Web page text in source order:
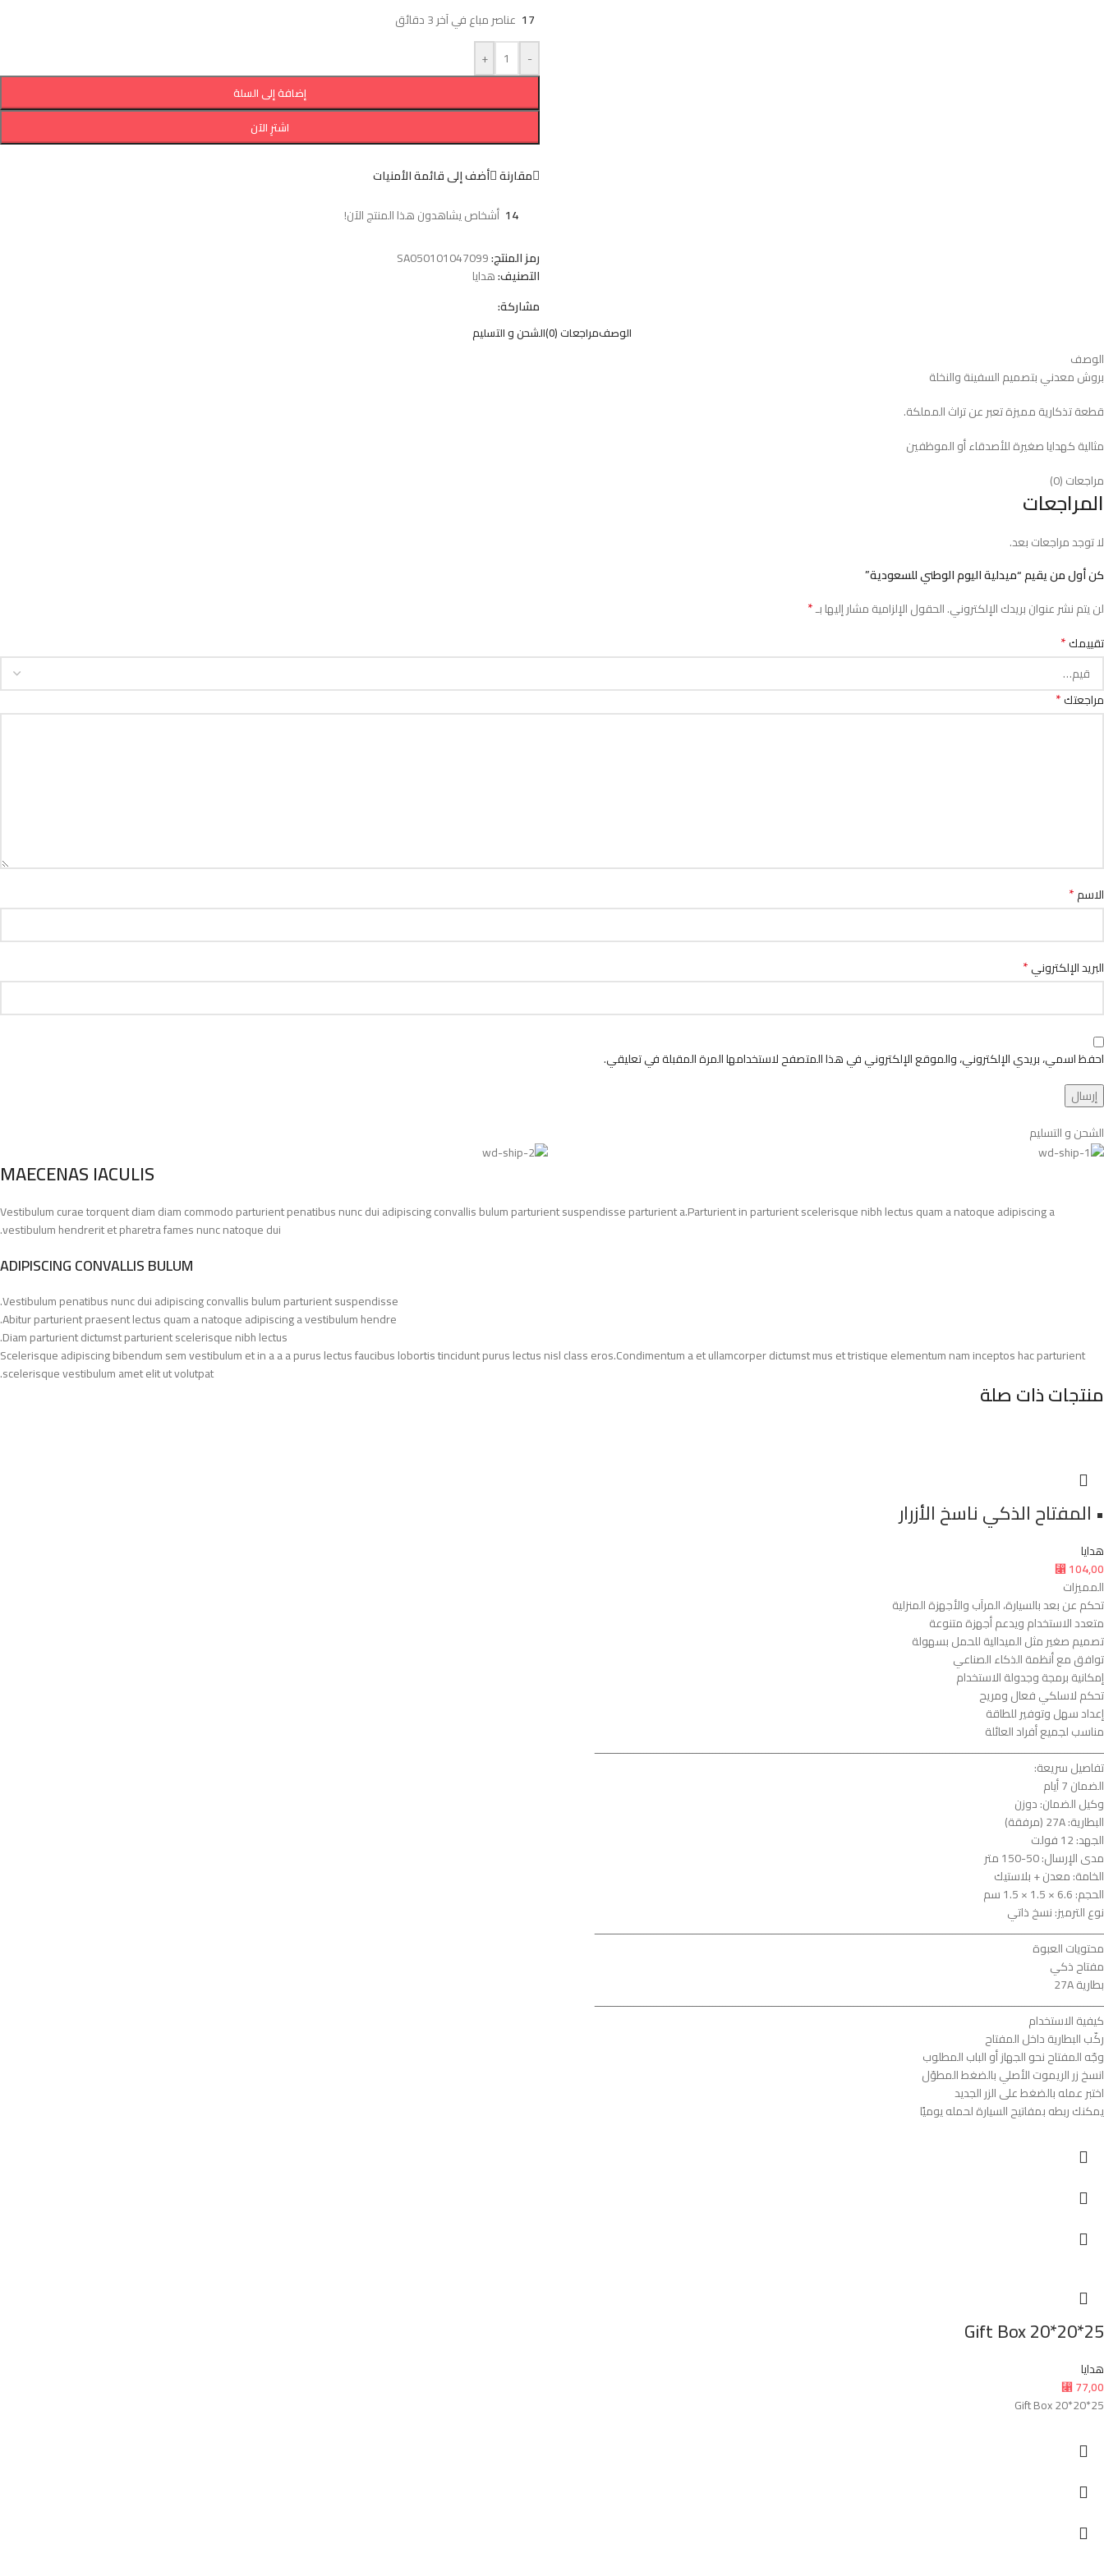
17 عناصر مباع في آخر 3 دقائق
-
+
إضافة إلى السلة
اشترِ الآن
مقارنة أضف إلى قائمة الأمنيات
14 أشخاص يشاهدون هذا المنتج الآن!
رمز المنتج:SA050101047099
التصنيف:هدايا
مشاركة:
الوصفمراجعات (0) الشحن و التسليم
الوصف
بروش معدني بتصميم السفينة والنخلة
قطعة تذكارية مميزة تعبر عن تراث المملكة.
مثالية كهدايا صغيرة للأصدقاء أو الموظفين
مراجعات (0)
المراجعات
لا توجد مراجعات بعد.
كن أول من يقيم “ميدلية اليوم الوطني للسعودية”
لن يتم نشر عنوان بريدك الإلكتروني.الحقول الإلزامية مشار إليها بـ*
تقييمك*
مراجعتك*
الاسم*
البريد الإلكتروني*
احفظ اسمي، بريدي الإلكتروني، والموقع الإلكتروني في هذا المتصفح لاستخدامها المرة المقبلة في تعليقي.
الشحن و التسليم
MAECENAS IACULIS
Vestibulum curae torquent diam diam commodo parturient penatibus nunc dui adipiscing convallis bulum parturient suspendisse parturient a.Parturient in parturient scelerisque nibh lectus quam a natoque adipiscing a
vestibulum hendrerit et pharetra fames nunc natoque dui.
ADIPISCING CONVALLIS BULUM
Vestibulum penatibus nunc dui adipiscing convallis bulum parturient suspendisse.
Abitur parturient praesent lectus quam a natoque adipiscing a vestibulum hendre.
Diam parturient dictumst parturient scelerisque nibh lectus.
Scelerisque adipiscing bibendum sem vestibulum et in a a a purus lectus faucibus lobortis tincidunt purus lectus nisl class eros.Condimentum a et ullamcorper dictumst mus et tristique elementum nam inceptos hac parturient
scelerisque vestibulum amet elit ut volutpat.
منتجات ذات صلة
• المفتاح الذكي ناسخ الأزرار
هدايا
⃁ 104,00
المميزات
تحكم عن بعد بالسيارة، المرآب والأجهزة المنزلية
متعدد الاستخدام ويدعم أجهزة متنوعة
تصميم صغير مثل الميدالية للحمل بسهولة
توافق مع أنظمة الذكاء الصناعي
إمكانية برمجة وجدولة الاستخدام
تحكم لاسلكي فعال ومريح
إعداد سهل وتوفير للطاقة
مناسب لجميع أفراد العائلة
ـــــــــــــــــــــــــــــــــــــــــــــــــــــــــــــــــــــــــــــــــــــــــــــــــــــــــــــــــــــــــــــــــــــــــــــــــــــــــــ
تفاصيل سريعة:
الضمان 7 أيام
وكيل الضمان: دوزن
البطارية: 27A (مرفقة)
الجهد: 12 فولت
مدى الإرسال: 50-150 متر
الخامة: معدن + بلاستيك
الحجم: 6.6 × 1.5 × 1.5 سم
نوع الترميز: نسخ ذاتي
ـــــــــــــــــــــــــــــــــــــــــــــــــــــــــــــــــــــــــــــــــــــــــــــــــــــــــــــــــــــــــــــــــــــــــــــــــــــــــــ
محتويات العبوة
مفتاح ذكي
بطارية 27A
ـــــــــــــــــــــــــــــــــــــــــــــــــــــــــــــــــــــــــــــــــــــــــــــــــــــــــــــــــــــــــــــــــــــــــــــــــــــــــــ
كيفية الاستخدام
ركّب البطارية داخل المفتاح
وجّه المفتاح نحو الجهاز أو الباب المطلوب
انسخ زر الريموت الأصلي بالضغط المطوّل
اختبر عمله بالضغط على الزر الجديد
يمكنك ربطه بمفاتيح السيارة لحمله يوميًا
Gift Box 20*20*25
هدايا
⃁ 77,00
Gift Box 20*20*25